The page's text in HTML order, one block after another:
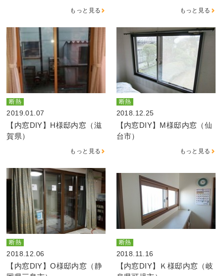
もっと見る もっと見る
断熱
2019.01.07
【内窓DIY】H様邸内窓（滋
賀県）
もっと見る
断熱
2018.12.25
【内窓DIY】M様邸内窓（仙
台市）
もっと見る
断熱
2018.12.06
【内窓DIY】O様邸内窓（静
断熱
2018.11.16
【内窓DIY】Ｋ様邸内窓（岐